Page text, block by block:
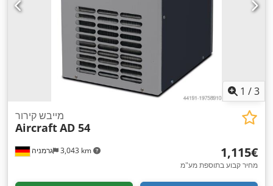
1 /3
גרמניה 3,043 km
מייבש קירור
AircraftAD 54
‏1,115 ‏€
מחיר קבוע בתוספת מע"מ